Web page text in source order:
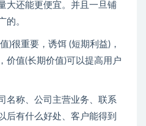
大还能更便宜。并且一旦铺
的。
)很重要，诱饵 (短期利益)，
价值(长期价值)可以提高用户
名称、公司主营业务、联系
后有什么好处、客户能得到